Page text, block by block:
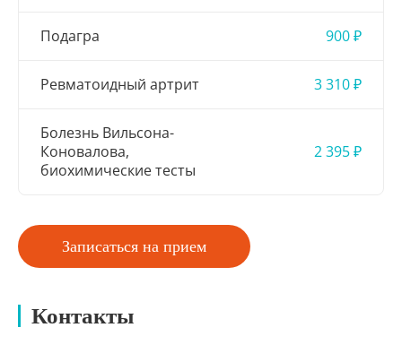
Подагра 900 ₽
Ревматоидный артрит 3 310 ₽
Болезнь Вильсона-
Коновалова,
биохимические тесты
2 395 ₽
Записаться на прием
Контакты